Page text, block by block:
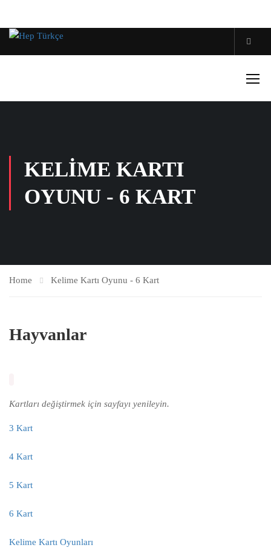
KELIME KARTI
OYUNU - 6 KART
Home Kelime Kartı Oyunu - 6 Kart
Hayvanlar
Kartları değiştirmek için sayfayı yenileyin.
3 Kart
4 Kart
5 Kart
6 Kart
Kelime Kartı Oyunları